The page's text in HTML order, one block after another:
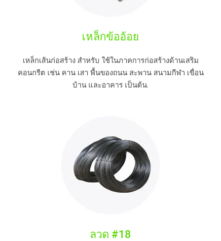
เหล็กข้ออ้อย
เหล็กเส้นก่อสร้าง สำหรับ ใช้ในภาคการก่อสร้างด้านเสริม
คอนกรีต เช่น คาน เสา พื้นของถนน สะพาน สนามกีฬา เขื่อน
บ้าน และอาคาร เป็นต้น.
ลวด #18